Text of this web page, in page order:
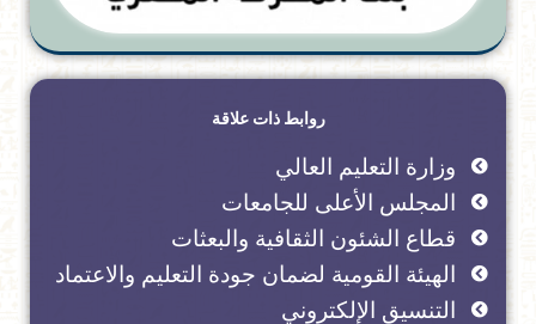
روابط ذات علاقة
وزارة التعليم العالي
المجلس الأعلى للجامعات
قطاع الشئون الثقافية والبعثات
الهيئة القومية لضمان جودة التعليم والاعتماد
التنسيق الإلكتروني